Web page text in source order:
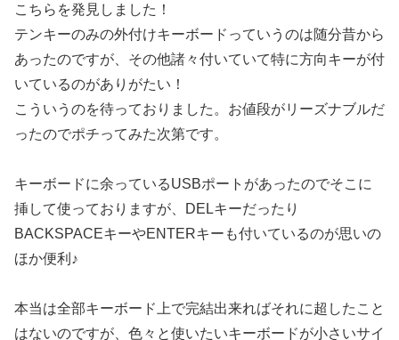
こちらを発見しました！
テンキーのみの外付けキーボードっていうのは随分昔から
あったのですが、その他諸々付いていて特に方向キーが付
いているのがありがたい！
こういうのを待っておりました。お値段がリーズナブルだ
ったのでポチってみた次第です。
キーボードに余っているUSBポートがあったのでそこに
挿して使っておりますが、DELキーだったり
BACKSPACEキーやENTERキーも付いているのが思いの
ほか便利♪
本当は全部キーボード上で完結出来ればそれに超したこと
はないのですが、色々と使いたいキーボードが小さいサイ